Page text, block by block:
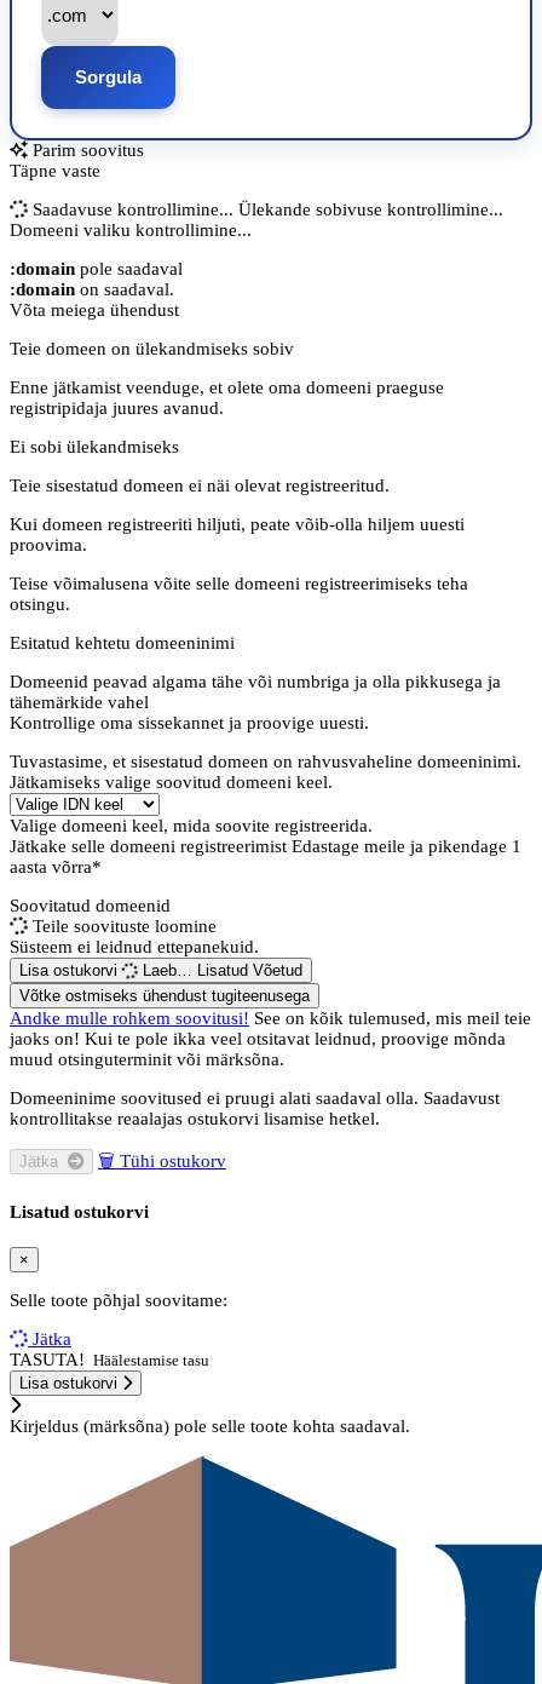
Sorgula
Parim soovitus
Täpne vaste
Saadavuse kontrollimine... Ülekande sobivuse kontrollimine...
Domeeni valiku kontrollimine...
:domain pole saadaval
:domain on saadaval.
Võta meiega ühendust
Teie domeen on ülekandmiseks sobiv
Enne jätkamist veenduge, et olete oma domeeni praeguse
registripidaja juures avanud.
Ei sobi ülekandmiseks
Teie sisestatud domeen ei näi olevat registreeritud.
Kui domeen registreeriti hiljuti, peate võib-olla hiljem uuesti
proovima.
Teise võimalusena võite selle domeeni registreerimiseks teha
otsingu.
Esitatud kehtetu domeeninimi
Domeenid peavad algama tähe või numbriga ja olla pikkusega ja
tähemärkide vahel
Kontrollige oma sissekannet ja proovige uuesti.
Tuvastasime, et sisestatud domeen on rahvusvaheline domeeninimi.
Jätkamiseks valige soovitud domeeni keel.
Valige domeeni keel, mida soovite registreerida.
Jätkake selle domeeni registreerimist Edastage meile ja pikendage 1
aasta võrra*
Soovitatud domeenid
Teile soovituste loomine
Süsteem ei leidnud ettepanekuid.
Lisa ostukorvi Laeb… Lisatud Võetud
Võtke ostmiseks ühendust tugiteenusega
Andke mulle rohkem soovitusi! See on kõik tulemused, mis meil teie
jaoks on! Kui te pole ikka veel otsitavat leidnud, proovige mõnda
muud otsinguterminit või märksõna.
Domeeninime soovitused ei pruugi alati saadaval olla. Saadavust
kontrollitakse reaalajas ostukorvi lisamise hetkel.
🗑 Tühi ostukorv
Lisatud ostukorvi
×
Selle toote põhjal soovitame:
Jätka
TASUTA! Häälestamise tasu
Lisa ostukorvi
Kirjeldus (märksõna) pole selle toote kohta saadaval.